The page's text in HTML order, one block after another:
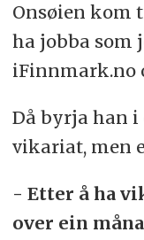
Onsøien kom
ha jobba som
iFinnmark.no
Då byrja han
vikariat, men
- Etter å ha
over ein